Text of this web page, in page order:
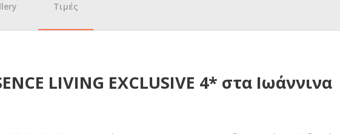
Τιμές
LIVING EXCLUSIVE 4* στα Ιωάννινα